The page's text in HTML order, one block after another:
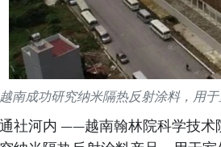
越南成功研究纳米隔热反射涂料，用
社河内 ——越南翰林院科学技术